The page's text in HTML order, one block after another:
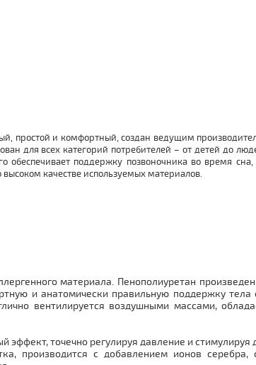
простой и комфортный, создан ведущим
для всех категорий потребителей – от детей до
поддержку позвоночника во время
качестве используемых материалов.
материала. Пенополиуретан
и анатомически правильную поддержку тела
вентилируется воздушными массами,
эффект, точечно регулируя давление и стимулируя
производится с добавлением ионов серебра,